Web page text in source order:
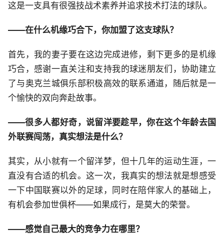
这是一支具有很强技战术素养并追求技术打法的球队。
——在什么机缘巧合下，你加盟了这支球队？
首先，我的妻子要在这边完成进修，剩下更多的是机缘
巧合，感谢一直关注和支持我的球迷朋友们，协助建立
了与奥克兰城俱乐部积极高效的联系通道，随后就是一
个愉快的双向奔赴故事。
——很多人都好奇，说留洋要趁早，你在这个年龄去国
外联赛闯荡，真实想法是什么？
其实，从小就有一个留洋梦，但十几年的运动生涯，一
直没有合适的机会。这一次，我真实的想法就是想感受
一下中国联赛以外的足球，同时在陪伴家人的基础上，
有机会参加世俱杯——如果成行，是莫大的荣誉。
——感觉自己最大的竞争力在哪里？